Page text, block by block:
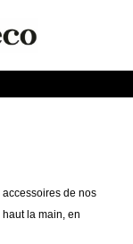
de nos
la main, en